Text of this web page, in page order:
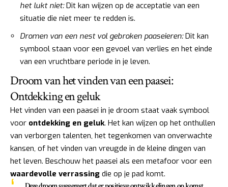
het lukt niet:Dit kan wijzen op de acceptatie van een
situatie die niet meer te redden is.
Dromen van een nest vol gebroken paaseieren:Dit kan
symbool staan voor een gevoel van verlies en het einde
van een vruchtbare periode in je leven.
Droom van het vinden van een paasei:
Ontdekking en geluk
Het vinden van een paasei in je droom staat vaak symbool
voor ontdekking en geluk. Het kan wijzen op het onthullen
van verborgen talenten, het tegenkomen van onverwachte
kansen, of het vinden van vreugde in de kleine dingen van
het leven. Beschouw het paasei als een metafoor voor een
waardevolle verrassing die op je pad komt.